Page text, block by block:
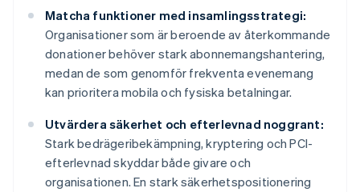
Matcha funktioner med insamlingsstrategi:
Organisationer som är beroende av återkommande
donationer behöver stark abonnemangshantering,
medan de som genomför frekventa evenemang
kan prioritera mobila och fysiska betalningar.
Utvärdera säkerhet och efterlevnad noggrant:
Stark bedrägeribekämpning, kryptering och PCI-
efterlevnad skyddar både givare och
organisationen. En stark säkerhetspositionering